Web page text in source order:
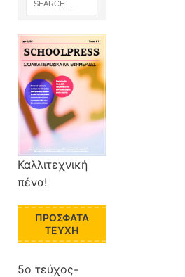
Καλλιτεχνική
πένα!
ΠΡΌΣΦΑΤΑ
ΤΕΎΧΗ
5ο τεύχος-